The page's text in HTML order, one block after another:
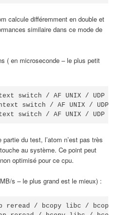
calcule différemment en double et
similaire dans ce mode de
( en microseconde – le plus petit
switch / AF UNIX / UDP /
switch / AF UNIX / UDP /
switch / AF UNIX / UDP /
du test, l’atom n’est pas très
au système. Ce point peut
optimisé pour ce cpu.
s – le plus grand est le mieux) :
reread / bcopy libc / bcopy